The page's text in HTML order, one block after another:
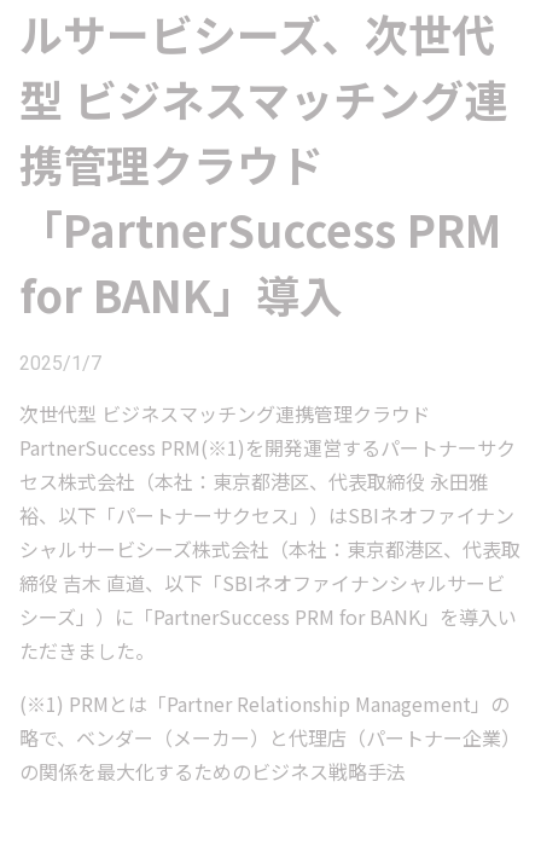
ルサービシーズ、次世代
型 ビジネスマッチング連
携管理クラウド
「PartnerSuccess PRM
for BANK」導入
2025/1/7
次世代型 ビジネスマッチング連携管理クラウド
PartnerSuccess PRM(※1)を開発運営するパートナーサク
セス株式会社（本社：東京都港区、代表取締役 永田雅
裕、以下「パートナーサクセス」）はSBIネオファイナン
シャルサービシーズ株式会社（本社：東京都港区、代表取
締役 吉木 直道、以下「SBIネオファイナンシャルサービ
シーズ」）に「PartnerSuccess PRM for BANK」を導入い
ただきました。
(※1) PRMとは「Partner Relationship Management」の
略で、ベンダー（メーカー）と代理店（パートナー企業）
の関係を最大化するためのビジネス戦略手法